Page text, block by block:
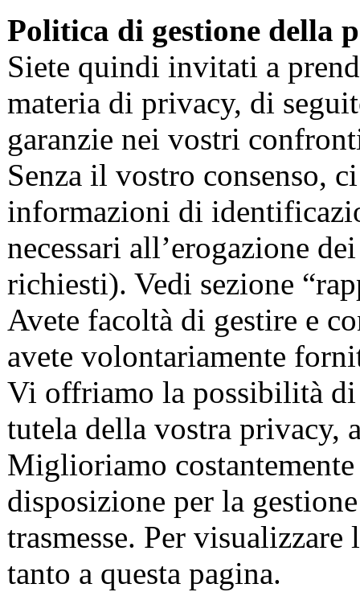
Politica di gestione della
Siete quindi invitati a
materia di privacy, di
garanzie nei vostri
Senza il vostro consenso,
informazioni di
necessari all’erogazione
richiesti). Vedi sezione
Avete facoltà di gestire e
avete volontariamente
Vi offriamo la possibilità
tutela della vostra privacy,
Miglioriamo
disposizione per la
trasmesse. Per
tanto a questa pagina.